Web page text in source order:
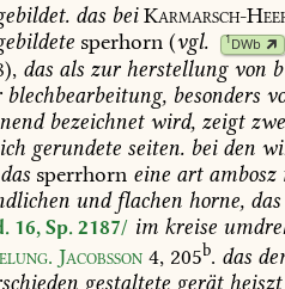
das bei Karmarsch-
sperhorn (vgl. 1DWb
das als zurherstellungvon
blechbearbeitung, besonders
bezeichnetwird, zeigt
gerundete seiten. beiden
sperrhorn eine artambosz
undflachen horne, das
16, Sp. 2187/ im kreise
Jacobsson 4, 205b. das
gestaltete gerätheiszt